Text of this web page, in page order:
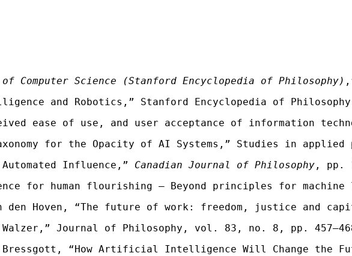
of Computer Science (Stanford Encyclopedia of Philosophy)
and Robotics,” Stanford Encyclopedia of
ease of use, and user acceptance of information
for the Opacity of AI Systems,” Studies in
Influence,” Canadian Journal of Philosophy , pp.
for human flourishing – Beyond principles for
den Hoven, “The future of work: freedom, justice
Walzer,” Journal of Philosophy, vol. 83, no. 8, pp.
Bressgott, “How Artificial Intelligence Will Change the